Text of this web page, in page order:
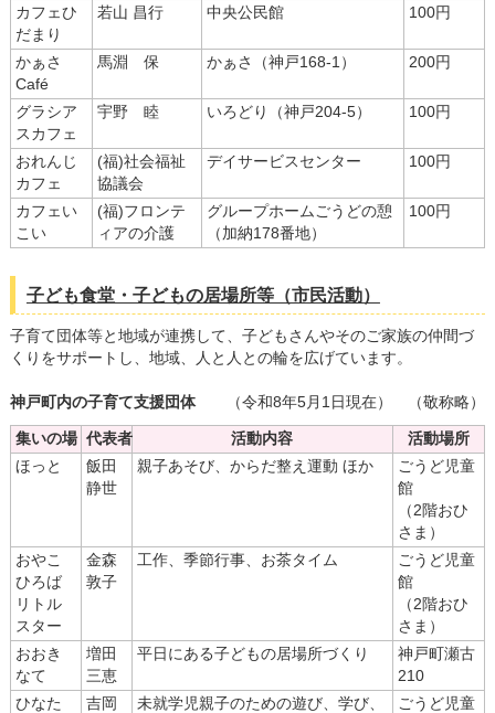
カフェひ
だまり
若山 昌行 中央公民館 100円
かぁさ
Café
馬淵 保 かぁさ（神戸168-1） 200円
グラシア
スカフェ
宇野 睦 いろどり（神戸204-5） 100円
おれんじ
カフェ
(福)社会福祉
協議会
デイサービスセンター 100円
カフェい
こい
(福)フロンテ
ィアの介護
グループホームごうどの憩
（加納178番地）
100円
子ども食堂・子どもの居場所等（市民活動）
子育て団体等と地域が連携して、子どもさんやそのご家族の仲間づ
くりをサポートし、地域、人と人との輪を広げています。
神戸町内の子育て支援団体（令和8年5月1日現在） （敬称略）
集いの場 代表者 活動内容
活動場所
ほっと
飯田
静世
親子あそび、からだ整え運動 ほか
ごうど児童
館
（2階おひ
さま）
おやこ
ひろば
リトル
スター
金森
敦子
工作、季節行事、お茶タイム
ごうど児童
館
（2階おひ
さま）
おおき
なて
増田
三恵
平日にある子どもの居場所づくり
神戸町瀬古
210
ひなた
吉岡
未就学児親子のための遊び、学び、
ごうど児童